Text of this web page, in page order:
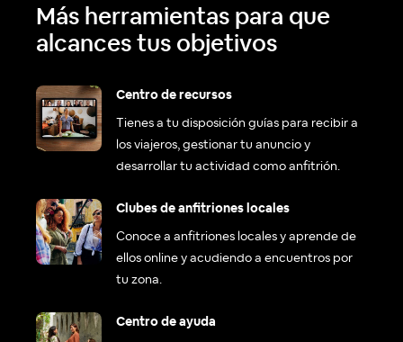
Más herramientas para que
alcances tus objetivos
Centro de recursos
Tienes a tu disposición guías para recibir a
los viajeros, gestionar tu anuncio y
desarrollar tu actividad como anfitrión.
Clubes de anfitriones locales
Conoce a anfitriones locales y aprende de
ellos online y acudiendo a encuentros por
tu zona.
Centro de ayuda